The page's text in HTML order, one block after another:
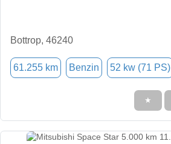
Bottrop, 46240
61.255 km Benzin 52 kw (71 PS)
★